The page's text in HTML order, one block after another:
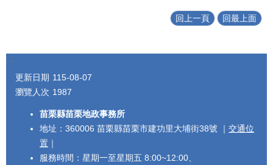
回上一頁 回最上面
:::
更新日期 115-08-07
瀏覽人次 1987
苗栗縣苗栗地政事務所
地址：360006 苗栗縣苗栗市建功里大埔街38號 ｜ 交通位
置 ｜
服務時間：星期一至星期五 8:00~12:00、